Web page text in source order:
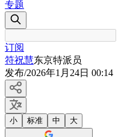
专题
订阅
符祝慧东京特派员
发布/2026年1月24日 00:14
小 标准 中 大